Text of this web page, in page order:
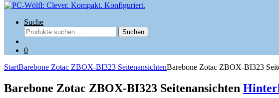
Suche
Suchen
nach:
Suchen
0
StartBarebone Zotac ZBOX-BI323 SeitenansichtenBarebone Zotac ZBOX-BI323
Barebone Zotac ZBOX-BI323 Seitenansichten